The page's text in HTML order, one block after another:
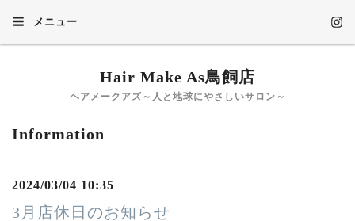
メニュー
Hair Make As鳥飼店
ヘアメークアズ～人と地球にやさしいサロン～
Information
2024/03/04 10:35
3月店休日のお知らせ